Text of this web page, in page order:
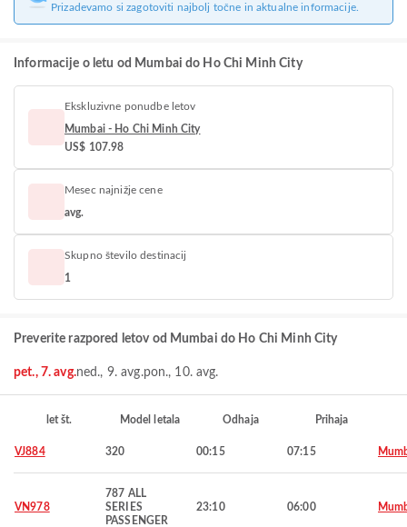
Prizadevamo si zagotoviti najbolj točne in aktualne informacije.
Informacije o letu od Mumbai do Ho Chi Minh City
Ekskluzivne ponudbe letov
Mumbai - Ho Chi Minh City
US$ 107.98
Mesec najnižje cene
avg.
Skupno število destinacij
1
Preverite razpored letov od Mumbai do Ho Chi Minh City
pet., 7. avg.ned., 9. avg.pon., 10. avg.
let št. Model letala Odhaja Prihaja
VJ884 320 00:15 07:15
VN978
787 ALL
SERIES
PASSENGER
23:10 06:00